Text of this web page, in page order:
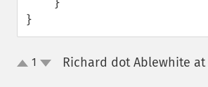
}
up
1 Richard dot Ablewhite